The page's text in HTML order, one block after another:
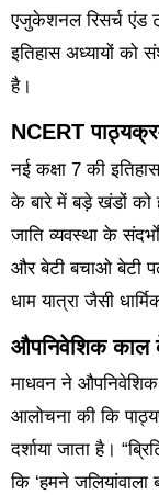
एजुकेशनल रिसर्च एंड
इतिहास अध्यायों को
है।
NCERT
नई कक्षा 7 की
के बारे में बड़े खंडों को
जाति व्यवस्था के
और बेटी बचाओ बेटी
धाम यात्रा जैसी
औपनिवेशिक काल
माधवन ने औपनिवेशिक
आलोचना की कि
दर्शाया जाता है।
कि ‘हमने जलियांवाला